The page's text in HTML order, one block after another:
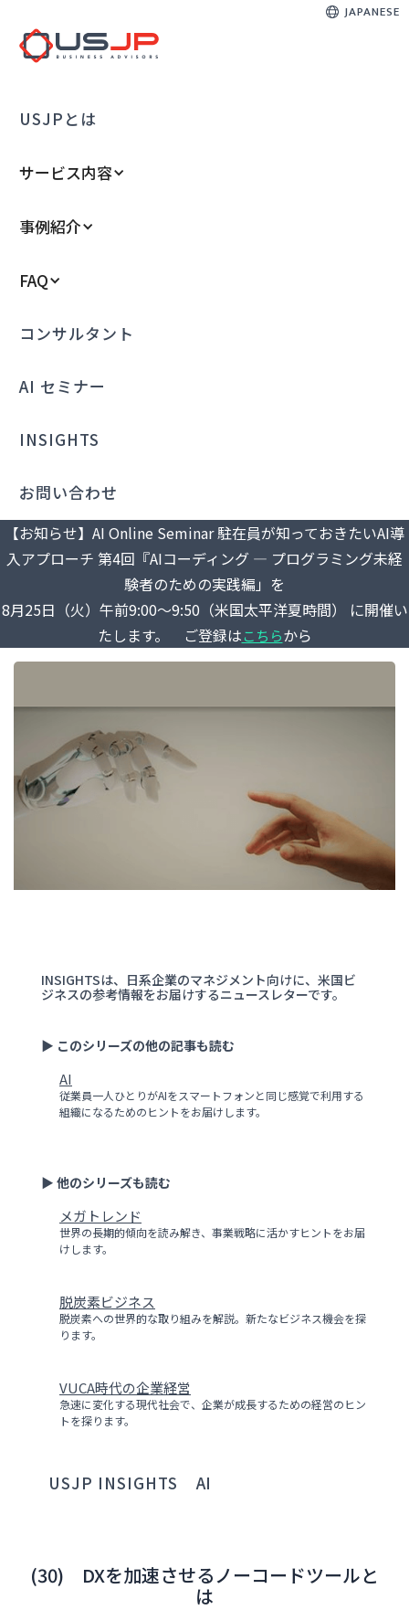
JAPANESE
USJPとは
サービス内容
事例紹介
FAQ
コンサルタント
AI セミナー
INSIGHTS
お問い合わせ
【お知らせ】AI Online Seminar 駐在員が知っておきたいAI導
入アプローチ 第4回『AIコーディング ― プログラミング未経
験者のための実践編」を
8月25日（火）午前9:00～9:50（米国太平洋夏時間） に開催い
たします。 ご登録はこちらから
INSIGHTSは、日系企業のマネジメント向けに、米国ビ
ジネスの参考情報をお届けするニュースレターです。
▶ このシリーズの他の記事も読む
AI
従業員一人ひとりがAIをスマートフォンと同じ感覚で利用する
組織になるためのヒントをお届けします。
▶ 他のシリーズも読む
メガトレンド
世界の長期的傾向を読み解き、事業戦略に活かすヒントをお届
けします。
脱炭素ビジネス
脱炭素への世界的な取り組みを解説。新たなビジネス機会を探
ります。
VUCA時代の企業経営
急速に変化する現代社会で、企業が成長するための経営のヒン
トを探ります。
USJP INSIGHTS AI
(30) DXを加速させるノーコードツールと
は